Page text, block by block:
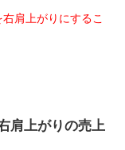
肩上がりにするこ
肩上がりの売上